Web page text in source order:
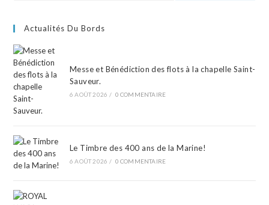
Actualités Du Bords
Messe et Bénédiction des flots à la chapelle Saint-
Sauveur.
6 AOÛT 2026 / 0 COMMENTAIRE
Le Timbre des 400 ans de la Marine!
6 AOÛT 2026 / 0 COMMENTAIRE